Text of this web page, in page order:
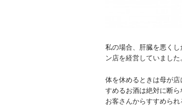
私の場合、肝臓を悪く
ン店を経営していました。
体を休めるときは母が
すめるお酒は絶対に断
お客さんからすすめられ